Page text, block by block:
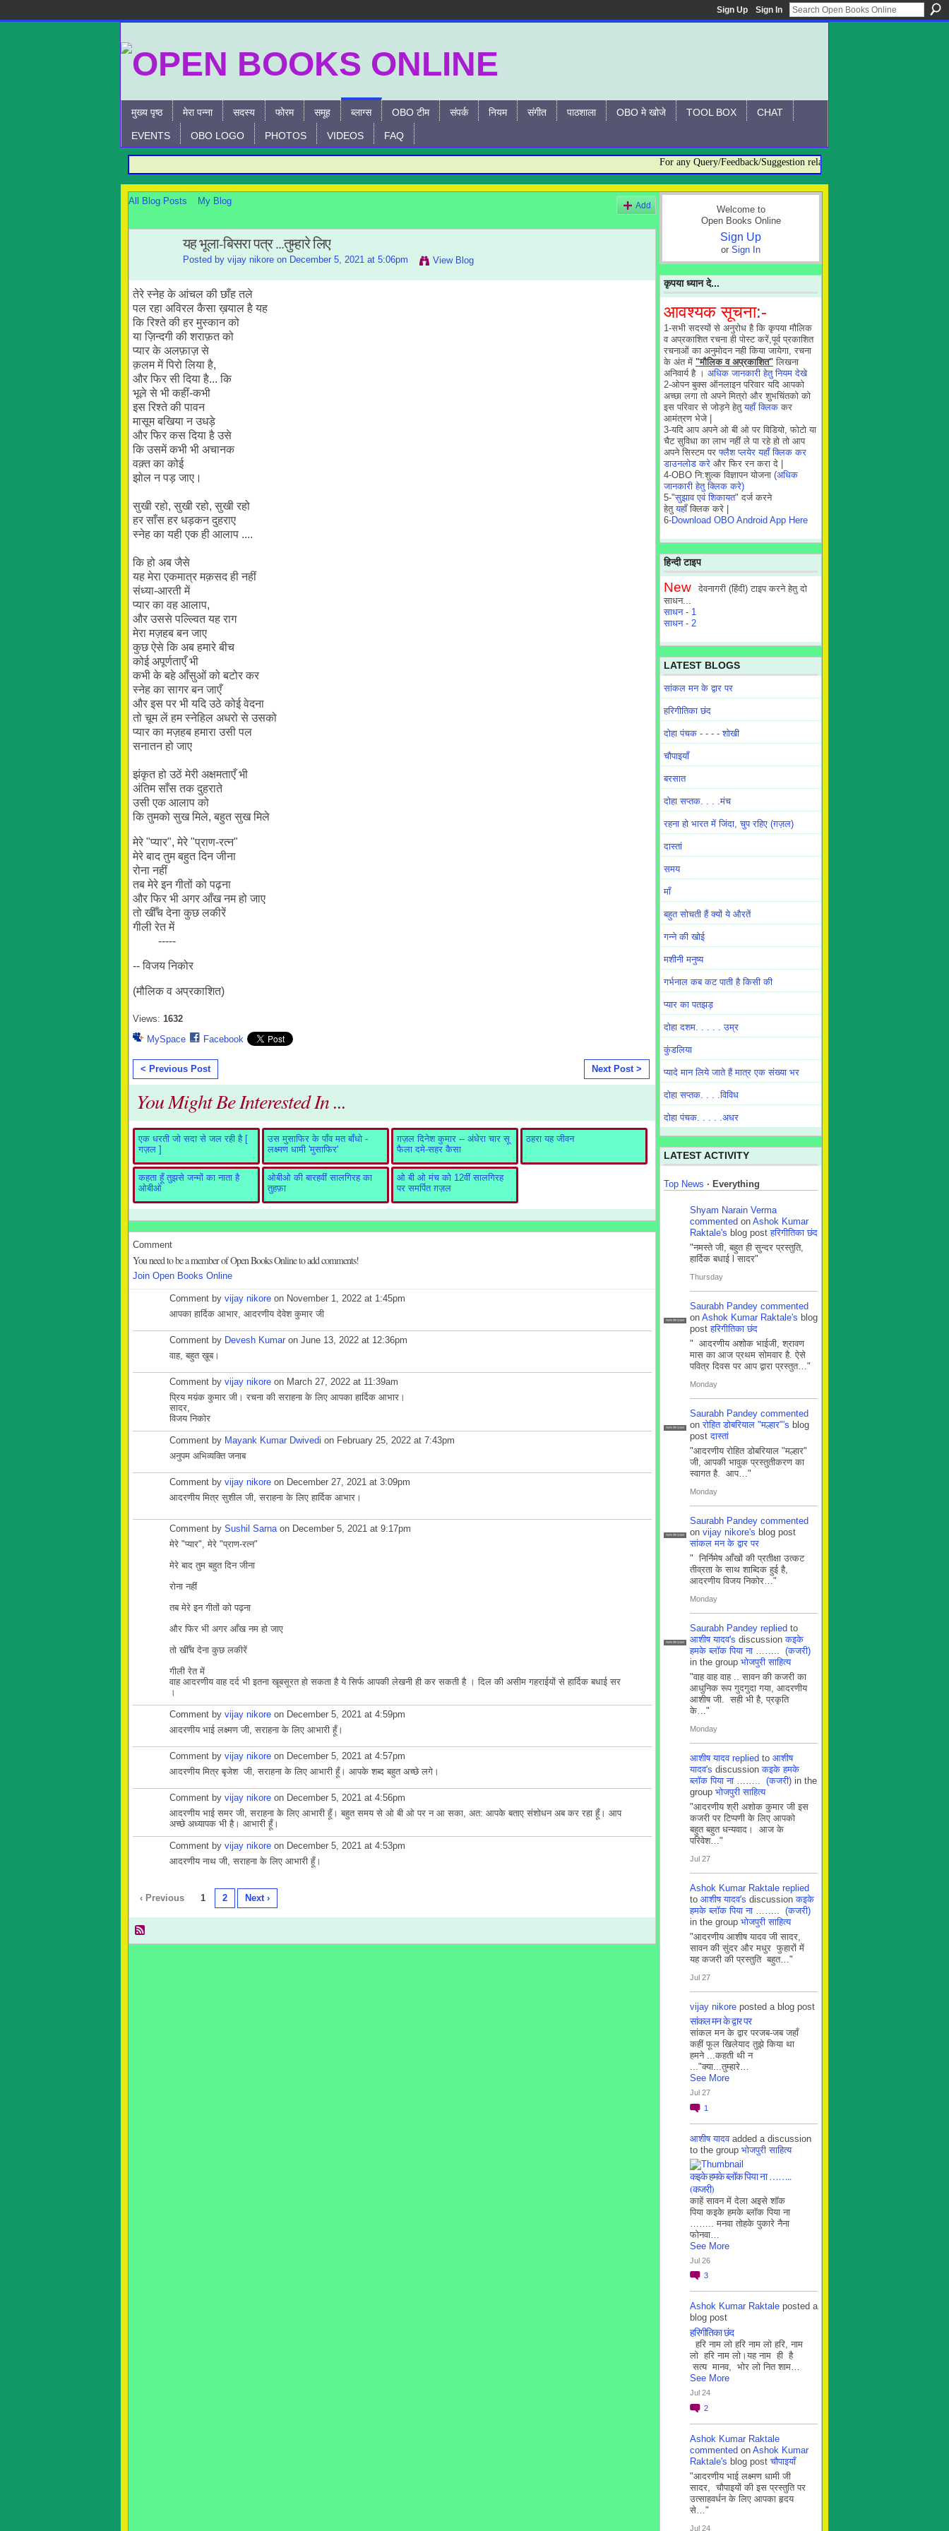
Sign Up Sign In
मुख्य पृष्ठ मेरा पन्ना सदस्य फोरम समूह ब्लाग्स OBO टीम संपर्क नियम संगीत पाठशाला OBO मे खोजे TOOL BOX CHAT
EVENTS OBO LOGO PHOTOS VIDEOS FAQ
For any Query/Feedback/Suggestion related to OBO, please contact:-
All Blog Posts My Blog Add
यह भूला-बिसरा पत्र ...तुम्हारे लिए
Posted by vijay nikore on December 5, 2021 at 5:06pm View Blog
तेरे स्नेह के आंचल की छाँह तले
पल रहा अविरल कैसा ख़याल है यह
कि रिश्ते की हर मुस्कान को
या ज़िन्दगी की शराफ़त को
प्यार के अलफ़ाज़ से
क़लम में पिरो लिया है,
और फिर सी दिया है... कि
भूले से भी कहीं-कभी
इस रिश्ते की पावन
मासूम बखिया न उधड़े
और फिर कस दिया है उसे
कि उसमें कभी भी अचानक
वक़्त का कोई
झोल न पड़ जाए।
सुखी रहो, सुखी रहो, सुखी रहो
हर साँस हर धड़कन दुहराए
स्नेह का यही एक ही आलाप ....
कि हो अब जैसे
यह मेरा एकमात्र मक़सद ही नहीं
संध्या-आरती में
प्यार का वह आलाप,
और उससे पल्ल्वित यह राग
मेरा मज़हब बन जाए
कुछ ऐसे कि अब हमारे बीच
कोई अपूर्णताएँ भी
कभी के बहे आँसुओं को बटोर कर
स्नेह का सागर बन जाएँ
और इस पर भी यदि उठे कोई वेदना
तो चूम लें हम स्नेहिल अधरो से उसको
प्यार का मज़हब हमारा उसी पल
सनातन हो जाए
झंकृत हो उठें मेरी अक्षमताएँ भी
अंतिम साँस तक दुहराते
उसी एक आलाप को
कि तुमको सुख मिले, बहुत सुख मिले
मेरे "प्यार", मेरे "प्राण-रत्न"
मेरे बाद तुम बहुत दिन जीना
रोना नहीं
तब मेरे इन गीतों को पढ़ना
और फिर भी अगर आँख नम हो जाए
तो खीँच देना कुछ लकीरें
गीली रेत में
-----
-- विजय निकोर
(मौलिक व अप्रकाशित)
Views: 1632
MySpace
Facebook
< Previous Post Next Post >
You Might Be Interested In ...
एक धरती जो सदा से जल रही है [
गज़ल ]
उस मुसाफिर के पाँव मत बाँधो -
लक्ष्मण धामी 'मुसाफिर'
ग़ज़ल दिनेश कुमार -- अंधेरा चार सू
फैला दमे-सहर कैसा
ठहरा यह जीवन
कहता हूँ तुझसे जन्मों का नाता है
ओबीओ
ओबीओ की बारहवीं सालगिरह का
तुहफ़ा
ओ बी ओ मंच को 12वीं सालगिरह
पर समर्पित ग़ज़ल
Comment
You need to be a member of Open Books Online to add comments!
Join Open Books Online
Comment by vijay nikore on November 1, 2022 at 1:45pm
आपका हार्दिक आभार, आदरणीय देवेश कुमार जी
Comment by Devesh Kumar on June 13, 2022 at 12:36pm
वाह, बहुत ख़ूब।
Comment by vijay nikore on March 27, 2022 at 11:39am
प्रिय मय़ंक कुमार जी। रचना की सराहना के लिए आपका हार्दिक आभार।
सादर,
विजय निकोर
Comment by Mayank Kumar Dwivedi on February 25, 2022 at 7:43pm
अनुपम अभिव्यक्ति जनाब
Comment by vijay nikore on December 27, 2021 at 3:09pm
आदरणीय मित्र सुशील जी, सराहना के लिए हार्दिक आभार।
Comment by Sushil Sarnaon December 5, 2021 at 9:17pm
मेरे "प्यार", मेरे "प्राण-रत्न"
मेरे बाद तुम बहुत दिन जीना
रोना नहीं
तब मेरे इन गीतों को पढ़ना
और फिर भी अगर आँख नम हो जाए
तो खीँच देना कुछ लकीरें
गीली रेत में
वाह आदरणीय वाह दर्द भी इतना खूबसूरत हो सकता है ये सिर्फ आपकी लेखनी ही कर सकती है । दिल की असीम गहराईयों से हार्दिक बधाई सर
।
Comment by vijay nikore on December 5, 2021 at 4:59pm
आदरणीय भाई लक्ष्मण जी, सराहना के लिए आभारी हूँ।
Comment by vijay nikore on December 5, 2021 at 4:57pm
आदरणीय मित्र बृजेश जी, सराहना के लिए आभारी हूँ। आपके शब्द बहुत अच्छे लगे।
Comment by vijay nikore on December 5, 2021 at 4:56pm
आदरणीय भाई समर जी, सराहना के लिए आभारी हूँ। बहुत समय से ओ बी ओ पर न आ सका, अत: आपके बताए संशोधन अब कर रहा हूँ। आप
अच्छे अध्यापक भी है। आभारी हूँ।
Comment by vijay nikore on December 5, 2021 at 4:53pm
आदरणीय नाथ जी, सराहना के लिए आभारी हूँ।
‹ Previous 1 2 Next ›
Welcome to
Open Books Online
Sign Up
or Sign In
कृपया ध्यान दे...
आवश्यक सूचना:-
1-सभी सदस्यों से अनुरोध है कि कृपया मौलिक
व अप्रकाशित रचना ही पोस्ट करें,पूर्व प्रकाशित
रचनाओं का अनुमोदन नही किया जायेगा, रचना
के अंत में "मौलिक व अप्रकाशित" लिखना
अनिवार्य है । अधिक जानकारी हेतु नियम देखे
2-ओपन बुक्स ऑनलाइन परिवार यदि आपको
अच्छा लगा तो अपने मित्रो और शुभचिंतको को
इस परिवार से जोड़ने हेतुयहाँ क्लिक कर
आमंत्रण भेजे |
3-यदि आप अपने ओ बी ओ पर विडियो, फोटो या
चैट सुविधा का लाभ नहीं ले पा रहे हो तो आप
अपने सिस्टम परफ्लैश प्लयेर यहाँ क्लिक कर
डाउनलोड करे और फिर रन करा दे |
4-OBO नि:शुल्क विज्ञापन योजना (अधिक
जानकारी हेतु क्लिक करे)
5-"सुझाव एवं शिकायत" दर्ज करने
हेतुयहाँक्लिक करे |
6-Download OBO Android App Here
हिन्दी टाइप
New
देवनागरी (हिंदी) टाइप करने हेतु दो
साधन...
साधन - 1
साधन - 2
LATEST BLOGS
सांकल मन के द्वार पर
हरिगीतिका छंद
दोहा पंचक - - - - शोखी
चौपाइयाँ
बरसात
दोहा सप्तक. . . .मंच
रहना हो भारत में जिंदा, चुप रहिए (ग़ज़ल)
दास्तां
समय
माँ
बहुत सोचती हैं क्यों ये औरतें
गन्ने की खोई
मशीनी मनुष्य
गर्भनाल कब कट पाती है किसी की
प्यार का पतझड़
दोहा दशम. . . . . उम्र
कुंडलिया
प्यादे मान लिये जाते हैं मात्र एक संख्या भर
दोहा सप्तक. . . .विविध
दोहा पंचक. . . . .अधर
LATEST ACTIVITY
Top News · Everything
Shyam Narain Verma
commented on Ashok Kumar
Raktale's blog postहरिगीतिका छंद
"नमस्ते जी, बहुत ही सुन्दर प्रस्तुति,
हार्दिक बधाई l सादर"
Thursday
सदस्य टीम प्रबंधन
Saurabh Pandey commented
on Ashok Kumar Raktale's blog
postहरिगीतिका छंद
" आदरणीय अशोक भाईजी, श्रावण
मास का आज प्रथम सोमवार है. ऐसे
पवित्र दिवस पर आप द्वारा प्रस्तुत…"
Monday
सदस्य टीम प्रबंधन
Saurabh Pandey commented
onरोहित डोबरियाल "मल्हार"'s blog
postदास्तां
"आदरणीय रोहित डोबरियाल "मल्हार"
जी, आपकी भावुक प्रस्तुतीकरण का
स्वागत है. आप…"
Monday
सदस्य टीम प्रबंधन
Saurabh Pandey commented
on vijay nikore's blog post
सांकल मन के द्वार पर
" निर्निमेष आँखों की प्रतीक्षा उत्कट
तीव्रता के साथ शाब्दिक हुई है,
आदरणीय विजय निकोर…"
Monday
सदस्य टीम प्रबंधन
Saurabh Pandey replied to
आशीष यादव's discussionकइके
हमके ब्लाॅक पिया ना …….. (कजरी)
in the group भोजपुरी साहित्य
"वाह वाह वाह .. सावन की कजरी का
आधुनिक रूप गुदगुदा गया, आदरणीय
आशीष जी. सही भी है, प्रकृति
के…"
Monday
आशीष यादव replied to आशीष
यादव's discussionकइके हमके
ब्लाॅक पिया ना …….. (कजरी) in the
group भोजपुरी साहित्य
"आदरणीय श्री अशोक कुमार जी इस
कजरी पर टिप्पणी के लिए आपको
बहुत बहुत धन्यवाद। आज के
परिवेश…"
Jul 27
Ashok Kumar Raktale replied
to आशीष यादव's discussionकइके
हमके ब्लाॅक पिया ना …….. (कजरी)
in the group भोजपुरी साहित्य
"आदरणीय आशीष यादव जी सादर,
सावन की सुंदर और मधुर फुहारों में
यह कजरी की प्रस्तुति बहुत…"
Jul 27
vijay nikore posted a blog post
सांकल मन के द्वार पर
सांकल मन के द्वार परजब-जब जहाँ
कहीं फूल खिलेयाद तुझे किया था
हमने ...कहती थी न
..."क्या...तुम्हारे…
See More
Jul 27
1
आशीष यादवadded a discussion
to the group भोजपुरी साहित्य
कइके हमके ब्लाॅक पिया ना ……..
(कजरी)
काहें सावन में देला अइसे शॉक
पिया कइके हमके ब्लाॅक पिया ना
…….. मनवा तोहके पुकारे नैना
फोनवा…
See More
Jul 26
3
Ashok Kumar Raktale posted a
blog post
हरिगीतिका छंद
हरि नाम लो हरि नाम लो हरि, नाम
लो हरि नाम लो।यह नाम ही है
सत्य मानव, भोर लो नित शाम…
See More
Jul 24
2
Ashok Kumar Raktale
commented on Ashok Kumar
Raktale's blog postचौपाइयाँ
"आदरणीय भाई लक्ष्मण धामी जी
सादर, चौपाइयों की इस प्रस्तुति पर
उत्साहवर्धन के लिए आपका हृदय
से…"
Jul 24